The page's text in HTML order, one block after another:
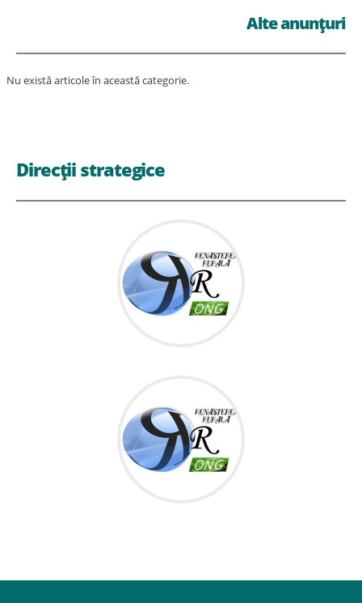
Alte anunțuri
Nu există articole în această categorie.
Direcții strategice